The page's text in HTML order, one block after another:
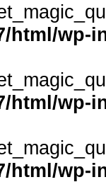
html/
html/
html/